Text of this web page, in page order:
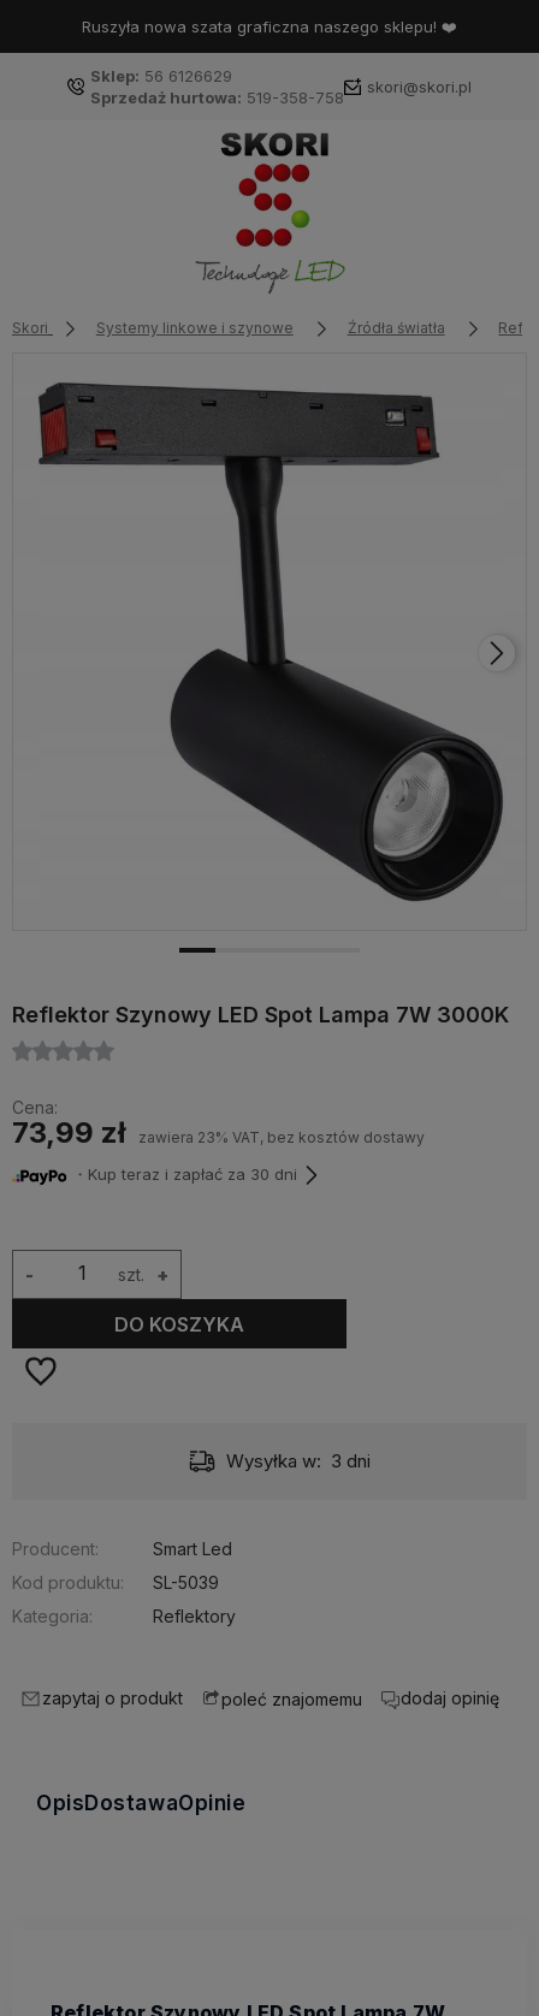
Ruszyła nowa szata graficzna naszego sklepu! ❤️
Sklep: 56 6126629
Sprzedaż hurtowa: 519-358-758
skori@skori.pl
Skori Systemy linkowe i szynowe Źródła światła
Reflektor Szynowy LED Spot Lampa 7W 3000K
Cena:
73,99 zł zawiera 23% VAT, bez kosztów dostawy
・Kup teraz i zapłać za 30 dni
szt. +
-
DO KOSZYKA
Wysyłka w: 3 dni
Producent:
Smart Led
Kod produktu:
SL-5039
Kategoria:
Reflektory
zapytaj o produkt poleć znajomemu dodaj opinię
Opis DostawaOpinie